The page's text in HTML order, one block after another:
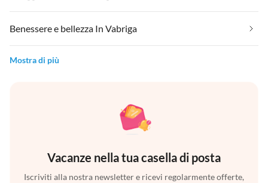
Benessere e bellezza In Vabriga
Mostra di più
Vacanze nella tua casella di posta
Iscriviti alla nostra newsletter e ricevi regolarmente offerte,